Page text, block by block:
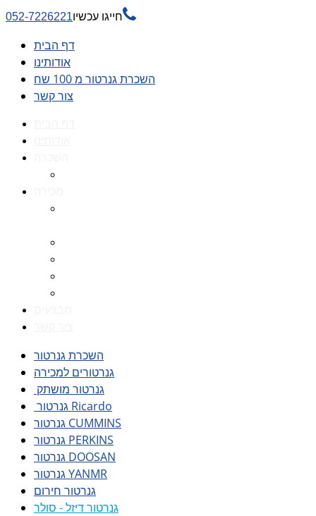
חייגו עכשיו052-7226221 
דף הבית
אודותינו
השכרת גנרטור מ 100 שח
צור קשר
השכרת גנרטור
גנרטורים למכירה
גנרטור מושתק
גנרטור Ricardo
גנרטור CUMMINS
גנרטור PERKINS
גנרטור DOOSAN
גנרטור YANMR
גנרטור חירום
גנרטור דיזל - סולר